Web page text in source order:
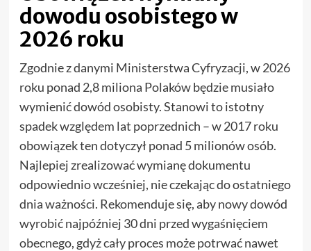
dowodu osobistego w
2026 roku
Zgodnie z danymi Ministerstwa Cyfryzacji, w 2026
roku ponad 2,8 miliona Polaków będzie musiało
wymienić dowód osobisty. Stanowi to istotny
spadek względem lat poprzednich – w 2017 roku
obowiązek ten dotyczył ponad 5 milionów osób.
Najlepiej zrealizować wymianę dokumentu
odpowiednio wcześniej, nie czekając do ostatniego
dnia ważności. Rekomenduje się, aby nowy dowód
wyrobić najpóźniej 30 dni przed wygaśnięciem
obecnego, gdyż cały proces może potrwać nawet